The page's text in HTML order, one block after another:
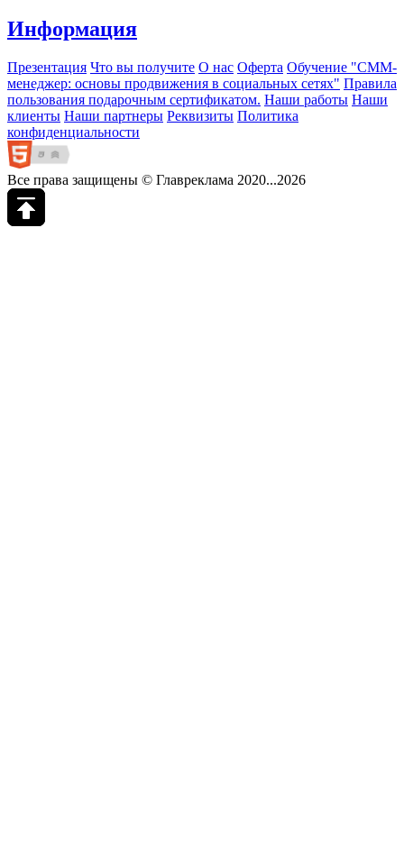
Информация
Презентация Что вы получите О нас Оферта Обучение "СМM-
менеджер: основы продвижения в социальных сетях" Правила
пользования подарочным сертификатом. Наши работы Наши
клиенты Наши партнеры Реквизиты Политика
конфиденциальности
Все права защищены © Главреклама 2020...2026